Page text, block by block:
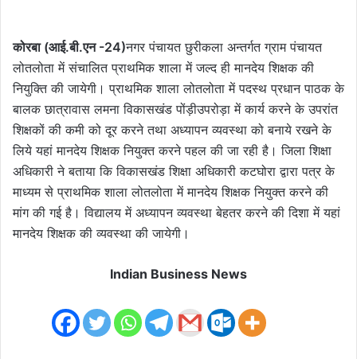
कोरबा (आई.बी.एन -24)नगर पंचायत छुरीकला अन्तर्गत ग्राम पंचायत
लोतलोता में संचालित प्राथमिक शाला में जल्द ही मानदेय शिक्षक की
नियुक्ति की जायेगी। प्राथमिक शाला लोतलोता में पदस्थ प्रधान पाठक के
बालक छात्रावास लमना विकासखंड पोंड़ीउपरोड़ा में कार्य करने के उपरांत
शिक्षकों की कमी को दूर करने तथा अध्यापन व्यवस्था को बनाये रखने के
लिये यहां मानदेय शिक्षक नियुक्त करने पहल की जा रही है। जिला शिक्षा
अधिकारी ने बताया कि विकासखंड शिक्षा अधिकारी कटघोरा द्वारा पत्र के
माध्यम से प्राथमिक शाला लोतलोता में मानदेय शिक्षक नियुक्त करने की
मांग की गई है। विद्यालय में अध्यापन व्यवस्था बेहतर करने की दिशा में यहां
मानदेय शिक्षक की व्यवस्था की जायेगी।
Indian Business News